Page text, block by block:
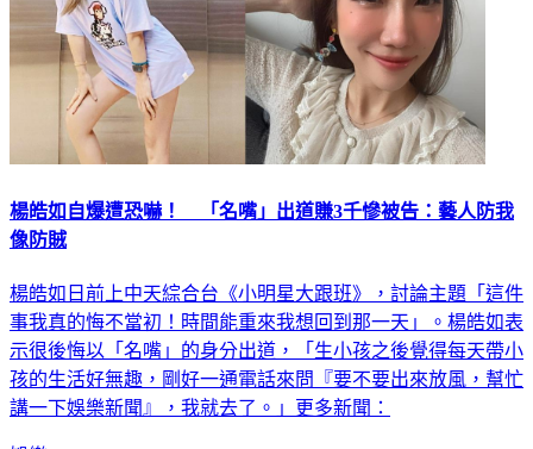
楊皓如自爆遭恐嚇！ 「名嘴」出道賺3千慘被告：藝人防我
像防賊
楊皓如日前上中天綜合台《小明星大跟班》，討論主題「這件
事我真的悔不當初！時間能重來我想回到那一天」。楊皓如表
示很後悔以「名嘴」的身分出道，「生小孩之後覺得每天帶小
孩的生活好無趣，剛好一通電話來問『要不要出來放風，幫忙
講一下娛樂新聞』，我就去了。」更多新聞：